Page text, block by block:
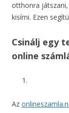
otthonra
kisírni. Ezen
Csinálj egy
online
Az